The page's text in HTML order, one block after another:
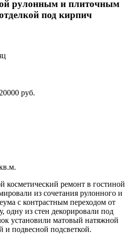
рулонным и плиточным
под кирпич
руб.
косметический ремонт в гостиной
из сочетания рулонного и
с контрастным переходом от
одну из стен декорировали под
установили матовый натяжной
и подвесной подсветкой.